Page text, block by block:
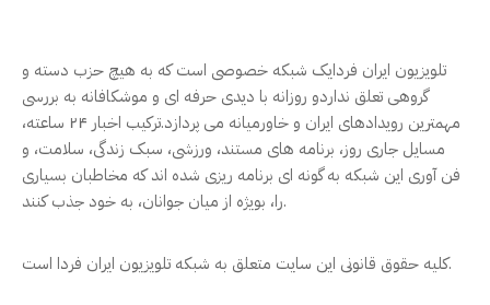
تلویزیون ایران فردایک شبکه خصوصی است که به هیچ حزب دسته و
گروهی تعلق نداردو روزانه با دیدی حرفه ای و موشکافانه به بررسی
مهمترین رویدادهای ایران و خاورمیانه می پردازد.ترکیب اخبار ۲۴ ساعته،
مسایل جاری روز، برنامه های مستند، ورزشی، سبک زندگی، سلامت، و
فن آوری این شبکه به گونه ای برنامه ریزی شده اند که مخاطبان بسیاری
را، بویژه از میان جوانان، به خود جذب کنند.
کلیه حقوق قانونی این سایت متعلق به شبکه تلویزیون ایران فردا است.